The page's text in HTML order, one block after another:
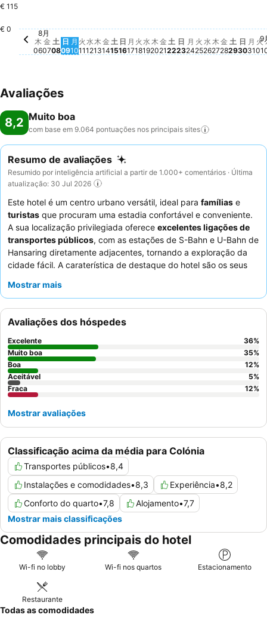
€ 115
€ 0
木, 8月 06
€ 66
8月
木
06
金, 8月 07
€ 87
金
07
土, 8月 08
€ 110
土
08
日, 8月 09
€ 60
日
09
月
10
火, 8月 11
€ 81
火
11
水
12
木
13
金, 8月 14
Não há preço disponível para esta
金
14
土, 8月 15
€ 83
土
15
日, 8月 16
€ 84
日
16
月, 8月 17
Não há preço disponível para
月
17
火, 8月 18
€ 81
火
18
水, 8月 19
Não há preço disponível
水
19
木, 8月 20
Não há preço
木
20
金
21
土, 8月 22
Não há preço
土
22
日, 8月 23
€ 81
日
23
月, 8月 24
Não há preço
月
24
火, 8月 25
Não há preço
火
25
水, 8月 26
Não há
水
26
木, 8月 27
Não há
木
27
金, 8月
Não há
金
28
土, 8月
Não
土
29
日, 8
Não
日
30
月,
月
31
9
火
01
Avaliações
8,2 Muito boa
com base em 9.064 pontuações nos principais sites
Resumo de avaliações
Resumido por inteligência artificial a partir de 1.000+ comentários · Última
atualização: 30 Jul 2026
Este hotel é um centro urbano versátil, ideal para famílias e
turistas que procuram uma estadia confortável e conveniente.
A sua localização privilegiada oferece excelentes ligações de
transportes públicos, com as estações de S-Bahn e U-Bahn de
Hansaring diretamente adjacentes, tornando a exploração da
cidade fácil. A caraterística de destaque do hotel são os seus
relaxar após um dia de passeios turísticos. Os hóspedes
atenciosos, e o extenso
destaque, oferecendo um delicioso começo para o dia. Para
uma experiência única, considere explorar o historial do hotel,
pois foi um dos primeiros arranha-céus da Alemanha e possui
um elevador paternoster.
Mostrar mais
Classificação acima da média para Colónia
Transportes públicos•8,4
Instalações e comodidades•8,3 Experiência•8,2
Conforto do quarto•7,8 Alojamento•7,7
Mostrar mais classificações
Avaliações dos hóspedes
Excelente 36%
Muito boa
35%
Boa
12%
Aceitável
5%
Fraca
12%
Mostrar avaliações
Comodidades principais do hotel
Wi-fi no lobby Wi-fi nos quartos Estacionamento
Restaurante
Todas as comodidades